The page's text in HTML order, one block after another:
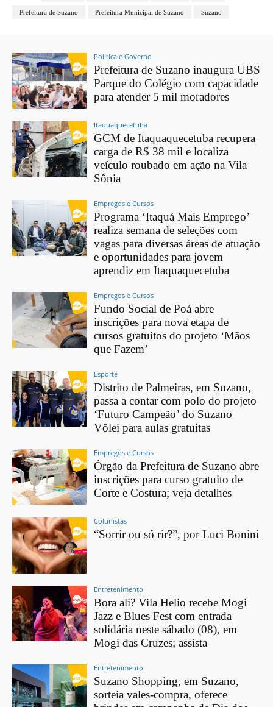
Prefeitura de Suzano Prefeitura Municipal de Suzano Suzano
Política e Governo
Prefeitura de Suzano inaugura UBS
Parque do Colégio com capacidade
para atender 5 mil moradores
Itaquaquecetuba
GCM de Itaquaquecetuba recupera
carga de R$ 38 mil e localiza
veículo roubado em ação na Vila
Sônia
Empregos e Cursos
Programa ‘Itaquá Mais Emprego’
realiza semana de seleções com
vagas para diversas áreas de atuação
e oportunidades para jovem
aprendiz em Itaquaquecetuba
Empregos e Cursos
Fundo Social de Poá abre
inscrições para nova etapa de
cursos gratuitos do projeto ‘Mãos
que Fazem’
Esporte
Distrito de Palmeiras, em Suzano,
passa a contar com polo do projeto
‘Futuro Campeão’ do Suzano
Vôlei para aulas gratuitas
Empregos e Cursos
Órgão da Prefeitura de Suzano abre
inscrições para curso gratuito de
Corte e Costura; veja detalhes
Colunistas
“Sorrir ou só rir?”, por Luci Bonini
Entretenimento
Bora ali? Vila Helio recebe Mogi
Jazz e Blues Fest com entrada
solidária neste sábado (08), em
Mogi das Cruzes; assista
Entretenimento
Suzano Shopping, em Suzano,
sorteia vales-compra, oferece